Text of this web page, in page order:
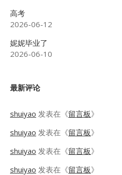
高考
2026-06-12
妮妮毕业了
2026-06-10
最新评论
shuiyao 发表在《留言板》
shuiyao 发表在《留言板》
shuiyao 发表在《留言板》
shuiyao 发表在《留言板》